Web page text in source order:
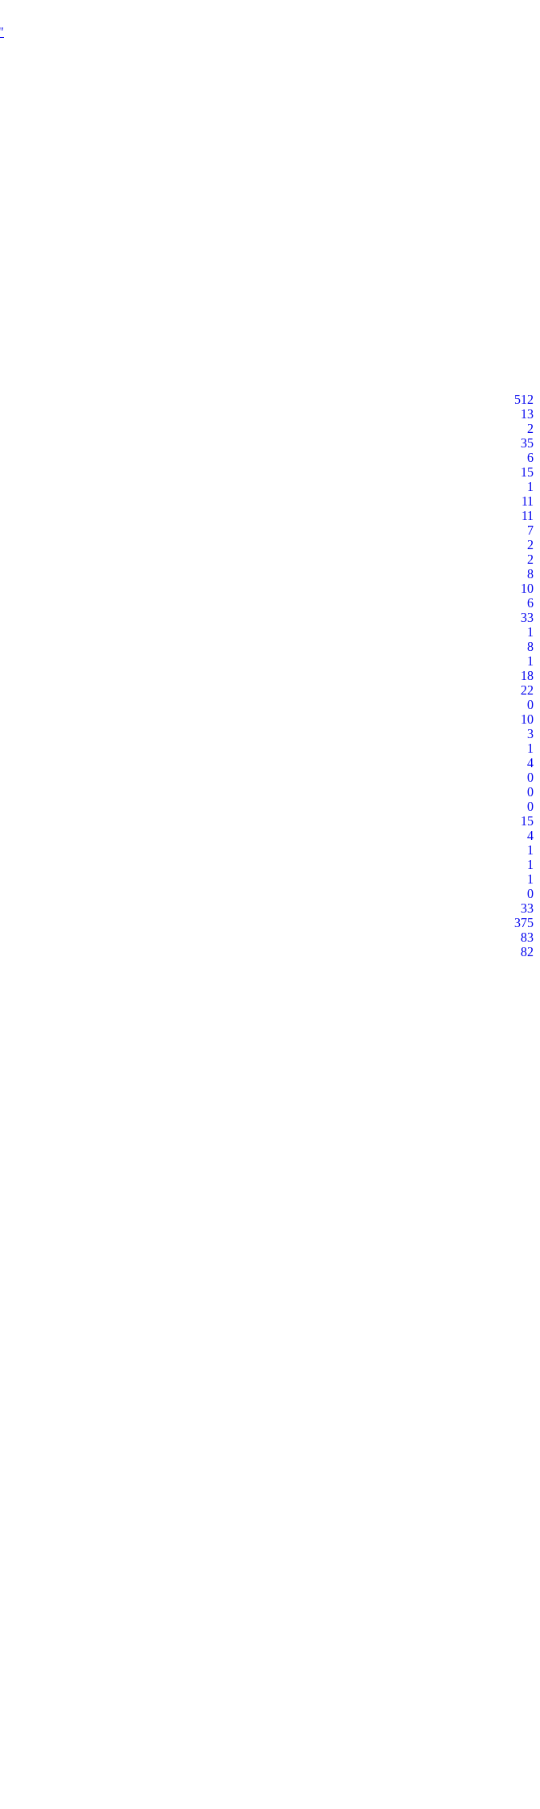
512
13
2
35
6
15
1
11
11
7
2
2
8
10
6
33
1
8
1
18
22
0
10
3
1
4
0
0
0
15
4
1
1
1
0
33
375
83
82